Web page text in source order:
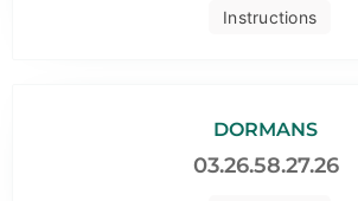
Instructions
DORMANS
03.26.58.27.26